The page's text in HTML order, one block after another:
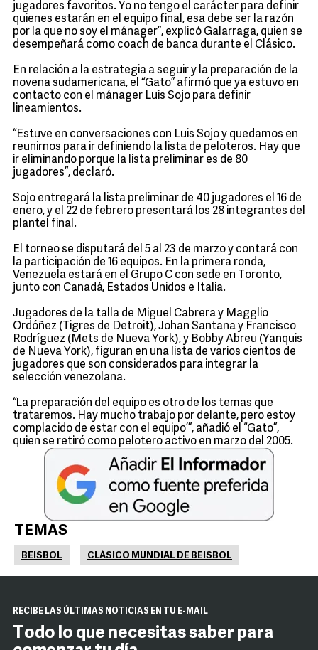
jugadores favoritos. Yo no tengo el carácter para definir
quienes estarán en el equipo final, esa debe ser la razón
por la que no soy el mánager”, explicó Galarraga, quien se
desempeñará como coach de banca durante el Clásico.
En relación a la estrategia a seguir y la preparación de la
novena sudamericana, el “Gato” afirmó que ya estuvo en
contacto con el mánager Luis Sojo para definir
lineamientos.
“Estuve en conversaciones con Luis Sojo y quedamos en
reunirnos para ir definiendo la lista de peloteros. Hay que
ir eliminando porque la lista preliminar es de 80
jugadores”, declaró.
Sojo entregará la lista preliminar de 40 jugadores el 16 de
enero, y el 22 de febrero presentará los 28 integrantes del
plantel final.
El torneo se disputará del 5 al 23 de marzo y contará con
la participación de 16 equipos. En la primera ronda,
Venezuela estará en el Grupo C con sede en Toronto,
junto con Canadá, Estados Unidos e Italia.
Jugadores de la talla de Miguel Cabrera y Magglio
Ordóñez (Tigres de Detroit), Johan Santana y Francisco
Rodríguez (Mets de Nueva York), y Bobby Abreu (Yanquis
de Nueva York), figuran en una lista de varios cientos de
jugadores que son considerados para integrar la
selección venezolana.
“La preparación del equipo es otro de los temas que
trataremos. Hay mucho trabajo por delante, pero estoy
complacido de estar con el equipo’”, añadió el “Gato”,
quien se retiró como pelotero activo en marzo del 2005.
TEMAS
BEISBOL CLÁSICO MUNDIAL DE BEISBOL
RECIBE LAS ÚLTIMAS NOTICIAS EN TU E-MAIL
Todo lo que necesitas saber para